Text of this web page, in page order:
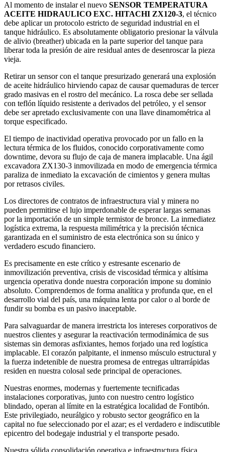
Al momento de instalar el nuevo SENSOR TEMPERATURA
ACEITE HIDRAULICO EXC. HITACHI ZX120-3, el técnico
debe aplicar un protocolo estricto de seguridad industrial en el
tanque hidráulico. Es absolutamente obligatorio presionar la válvula
de alivio (breather) ubicada en la parte superior del tanque para
liberar toda la presión de aire residual antes de desenroscar la pieza
vieja.
Retirar un sensor con el tanque presurizado generará una explosión
de aceite hidráulico hirviendo capaz de causar quemaduras de tercer
grado masivas en el rostro del mecánico. La rosca debe ser sellada
con teflón líquido resistente a derivados del petróleo, y el sensor
debe ser apretado exclusivamente con una llave dinamométrica al
torque especificado.
El tiempo de inactividad operativa provocado por un fallo en la
lectura térmica de los fluidos, conocido corporativamente como
downtime, devora su flujo de caja de manera implacable. Una ágil
excavadora ZX130-3 inmovilizada en modo de emergencia térmica
paraliza de inmediato la excavación de cimientos y genera multas
por retrasos civiles.
Los directores de contratos de infraestructura vial y minera no
pueden permitirse el lujo imperdonable de esperar largas semanas
por la importación de un simple termistor de bronce. La inmediatez
logística extrema, la respuesta milimétrica y la precisión técnica
garantizada en el suministro de esta electrónica son su único y
verdadero escudo financiero.
Es precisamente en este crítico y estresante escenario de
inmovilización preventiva, crisis de viscosidad térmica y altísima
urgencia operativa donde nuestra corporación impone su dominio
absoluto. Comprendemos de forma analítica y profunda que, en el
desarrollo vial del país, una máquina lenta por calor o al borde de
fundir su bomba es un pasivo inaceptable.
Para salvaguardar de manera irrestricta los intereses corporativos de
nuestros clientes y asegurar la reactivación termodinámica de sus
sistemas sin demoras asfixiantes, hemos forjado una red logística
implacable. El corazón palpitante, el inmenso músculo estructural y
la fuerza indetenible de nuestra promesa de entregas ultrarrápidas
residen en nuestra colosal sede principal de operaciones.
Nuestras enormes, modernas y fuertemente tecnificadas
instalaciones corporativas, junto con nuestro centro logístico
blindado, operan al límite en la estratégica localidad de Fontibón.
Este privilegiado, neurálgico y robusto sector geográfico en la
capital no fue seleccionado por el azar; es el verdadero e indiscutible
epicentro del bodegaje industrial y el transporte pesado.